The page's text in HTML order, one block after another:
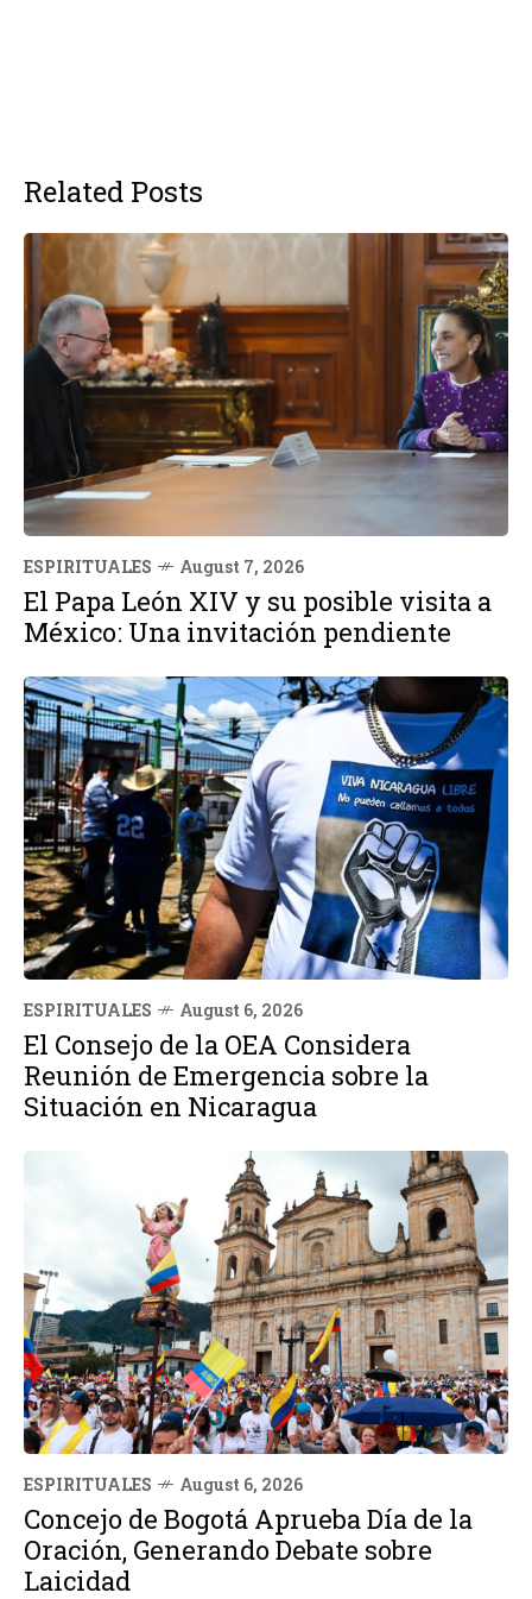
Related Posts
ESPIRITUALES August 7, 2026
El Papa León XIV y su posible visita a
México: Una invitación pendiente
ESPIRITUALES August 6, 2026
El Consejo de la OEA Considera
Reunión de Emergencia sobre la
Situación en Nicaragua
ESPIRITUALES August 6, 2026
Concejo de Bogotá Aprueba Día de la
Oración, Generando Debate sobre
Laicidad